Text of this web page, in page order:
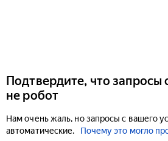
Подтвердите, что запросы
не робот
Нам очень жаль, но запросы с вашего
автоматические.
Почему это могло